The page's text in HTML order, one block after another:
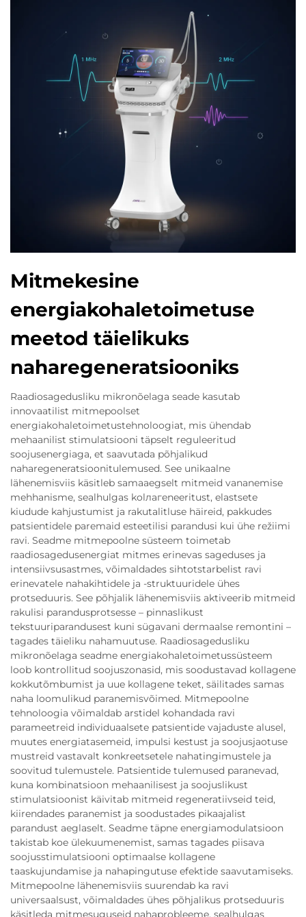
Mitmekesine
energiakohaletoimetuse
meetod täielikuks
naharegeneratsiooniks
Raadiosagedusliku mikronõelaga seade kasutab
innovaatilist mitmepoolset
energiakohaletoimetustehnoloogiat, mis ühendab
mehaanilist stimulatsiooni täpselt reguleeritud
soojusenergiaga, et saavutada põhjalikud
naharegeneratsioonitulemused. See unikaalne
lähenemisviis käsitleb samaaegselt mitmeid vananemise
mehhanisme, sealhulgas kolлагeneeritust, elastsete
kiudude kahjustumist ja rakutalitluse häireid, pakkudes
patsientidele paremaid esteetilisi parandusi kui ühe režiimi
ravi. Seadme mitmepoolne süsteem toimetab
raadiosagedusenergiat mitmes erinevas sageduses ja
intensiivsusastmes, võimaldades sihtotstarbelist ravi
erinevatele nahakihtidele ja -struktuuridele ühes
protseduuris. See põhjalik lähenemisviis aktiveerib mitmeid
rakulisi parandusprotsesse – pinnaslikust
tekstuuriparandusest kuni sügavani dermaalse remontini –
tagades täieliku nahamuutuse. Raadiosagedusliku
mikronõelaga seadme energiakohaletoimetussüsteem
loob kontrollitud soojuszonasid, mis soodustavad kollagene
kokkutõmbumist ja uue kollagene teket, säilitades samas
naha loomulikud paranemisvõimed. Mitmepoolne
tehnoloogia võimaldab arstidel kohandada ravi
parameetreid individuaalsete patsientide vajaduste alusel,
muutes energiatasemeid, impulsi kestust ja soojusjaotuse
mustreid vastavalt konkreetsetele nahatingimustele ja
soovitud tulemustele. Patsientide tulemused paranevad,
kuna kombinatsioon mehaanilisest ja soojuslikust
stimulatsioonist käivitab mitmeid regeneratiivseid teid,
kiirendades paranemist ja soodustades pikaajalist
parandust aeglaselt. Seadme täpne energiamodulatsioon
takistab koe ülekuumenemist, samas tagades piisava
soojusstimulatsiooni optimaalse kollagene
taaskujundamise ja nahapingutuse efektide saavutamiseks.
Mitmepoolne lähenemisviis suurendab ka ravi
universaalsust, võimaldades ühes põhjalikus protseduuris
käsitleda mitmesuguseid nahaprobleeme, sealhulgas